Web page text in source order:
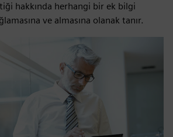
hakkında herhangi bir ek bilgi
ve almasına olanak tanır.